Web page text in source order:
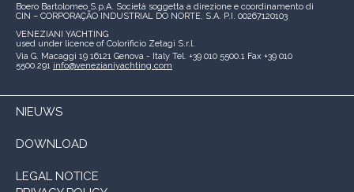
Boero Bartolomeo S.p.A. Società soggetta a direzione e coordinamento di
CIN – CORPORAÇÃO INDUSTRIAL DO NORTE, S.A. P.I. 00267120103
VENEZIANI YACHTING
used under licence of Colorificio Zetagi S.r.l.
Via G. Macaggi 19 16121 Genova - Italy Tel. +39 010 5500.1 Fax +39 010
5500.291 info@venezianiyachting.com
NIEUWS
DOWNLOAD
LEGAL NOTICE